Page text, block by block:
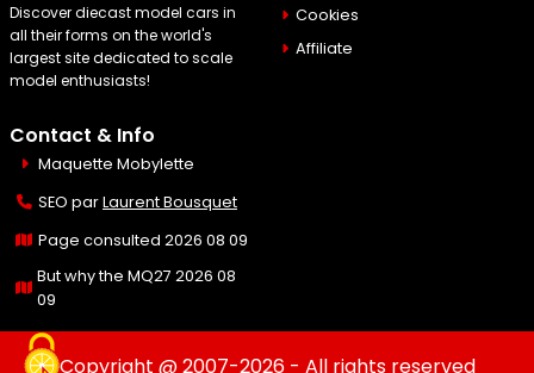
Discover diecast model cars in
all their forms on the world's
largest site dedicated to scale
model enthusiasts!
Cookies
Affiliate
Contact & Info
Maquette Mobylette
SEO parLaurent Bousquet
Page consulted 2026 08 09
But why the MQ27 2026 08
09
Copyright @ 2007-2026 - All rights reserved